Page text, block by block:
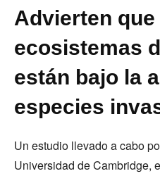
Advierten que
ecosistemas
están bajo la
especies
Un estudio llevado a cabo
Universidad de Cambridge,